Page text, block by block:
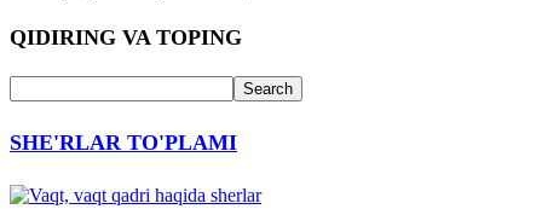
QIDIRING VA TOPING
SHE'RLAR TO'PLAMI